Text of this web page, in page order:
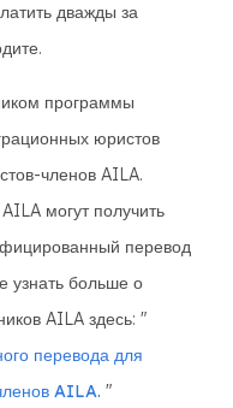
дважды за
программы
юристов
членов AILA.
могут получить
перевод
больше о
AILA здесь: "
перевода для
AILA. "